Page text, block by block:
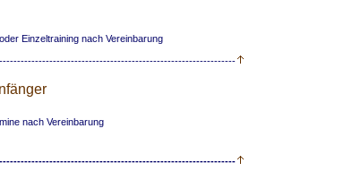
Einzeltraining nach Vereinbarung
nach Vereinbarung